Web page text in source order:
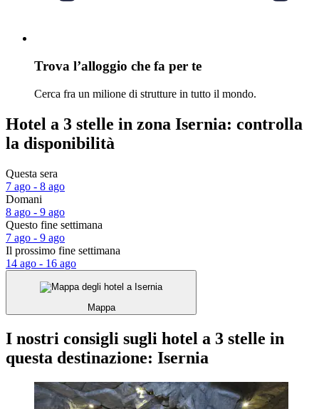
Trova l’alloggio che fa per te
Cerca fra un milione di strutture in tutto il mondo.
Hotel a 3 stelle in zona Isernia: controlla
la disponibilità
Questa sera
7 ago - 8 ago
Domani
8 ago - 9 ago
Questo fine settimana
7 ago - 9 ago
Il prossimo fine settimana
14 ago - 16 ago
Mappa
I nostri consigli sugli hotel a 3 stelle in
questa destinazione: Isernia